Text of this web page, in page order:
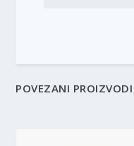
POVEZANI PROIZVODI